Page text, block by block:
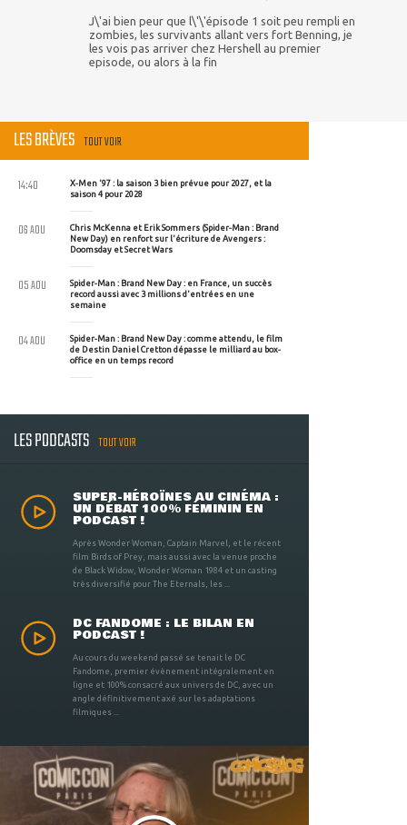
J\'ai bien peur que l\'\'épisode 1 soit peu rempli en
zombies, les survivants allant vers fort Benning, je
les vois pas arriver chez Hershell au premier
episode, ou alors à la fin
LES BRÈVES TOUT VOIR
X-Men '97 : la saison 3 bien prévue pour 2027, et la
saison 4 pour 2028
14:40
Chris McKenna et Erik Sommers (Spider-Man : Brand
New Day) en renfort sur l'écriture de Avengers :
Doomsday et Secret Wars
06 AOU
Spider-Man : Brand New Day : en France, un succès
record aussi avec 3 millions d'entrées en une
semaine
05 AOU
Spider-Man : Brand New Day : comme attendu, le film
de Destin Daniel Cretton dépasse le milliard au box-
office en un temps record
04 AOU
LES PODCASTS TOUT VOIR
SUPER-HÉROÏNES AU CINÉMA :
UN DÉBAT 100% FÉMININ EN
PODCAST !
Après Wonder Woman, Captain Marvel, et le récent
film Birds of Prey, mais aussi avec la venue proche
de Black Widow, Wonder Woman 1984 et un casting
très diversifié pour The Eternals, les ...
DC FANDOME : LE BILAN EN
PODCAST !
Au cours du weekend passé se tenait le DC
Fandome, premier évènement intégralement en
ligne et 100% consacré aux univers de DC, avec un
angle définitivement axé sur les adaptations
filmiques ...